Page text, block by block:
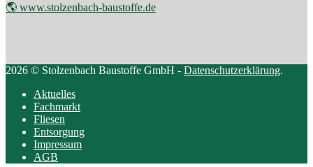
🌎 www.stolzenbach-baustoffe.de
2026 © Stolzenbach Baustoffe GmbH - Datenschutzerklärung.
Aktuelles
Fachmarkt
Fliesen
Entsorgung
Impressum
AGB